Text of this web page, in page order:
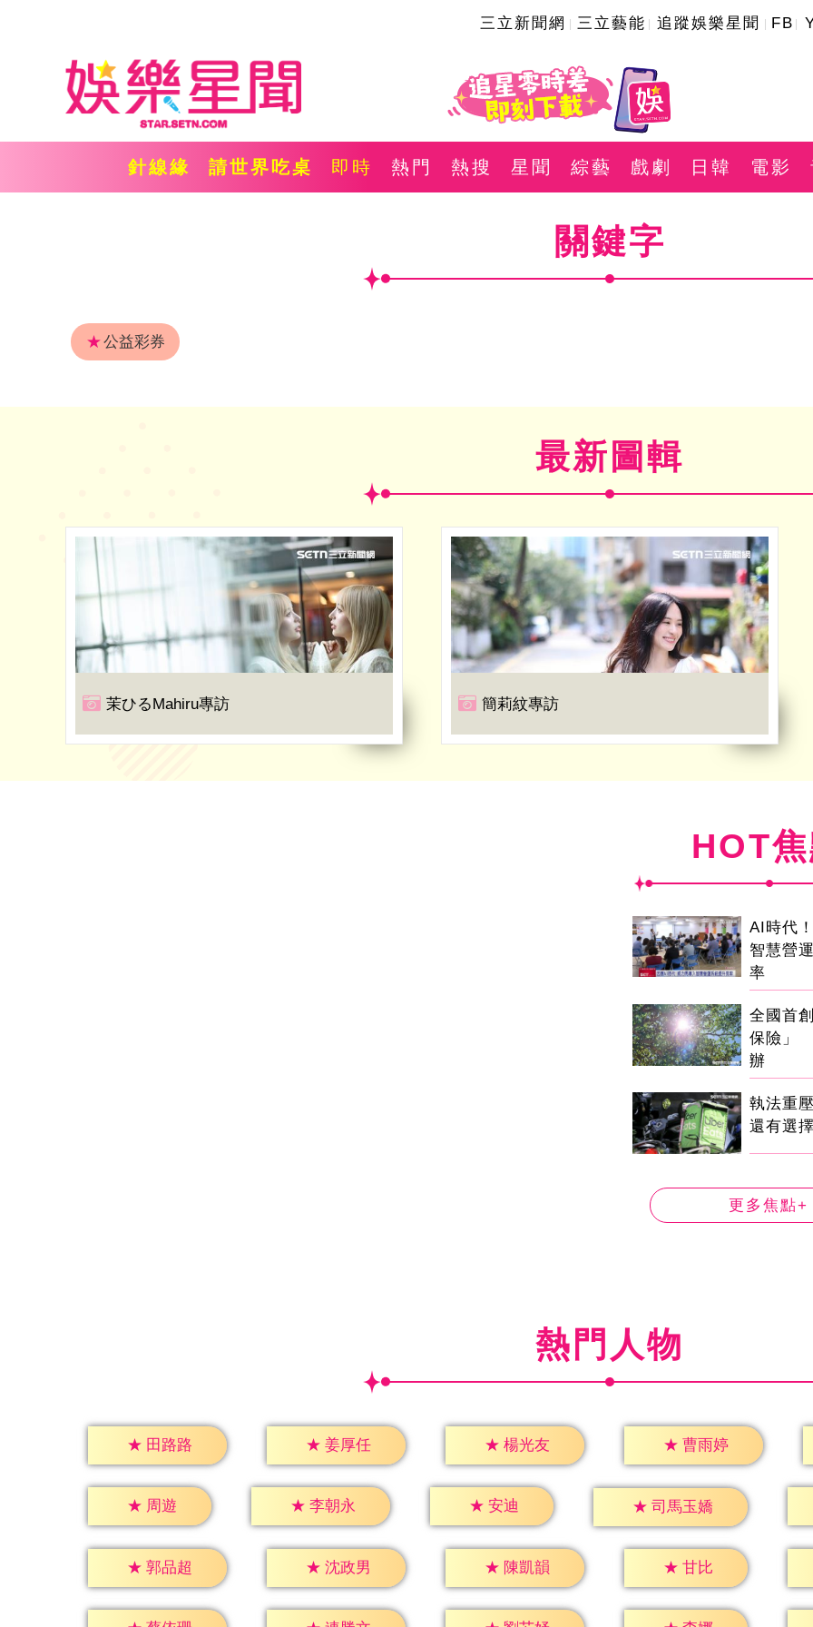
三立新聞網 三立藝能 追蹤娛樂星聞 FB
針線緣 請世界吃桌 即時 熱門 熱搜 星聞 綜藝 戲劇 日韓 電影
關鍵字
★公益彩券
最新圖輯
茉ひるMahiru專訪 簡莉紋專訪
HOT
AI時代
智慧營
率
全國首
保險」
辦
執法重
還有選
更多焦點+
熱門人物
★ 田路路 ★ 姜厚任 ★ 楊光友 ★ 曹雨婷
★ 周遊 ★ 李朝永 ★ 安迪 ★ 司馬玉嬌
★ 郭品超 ★ 沈政男 ★ 陳凱韻 ★ 甘比